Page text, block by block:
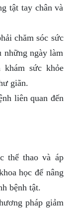
tật tay chân và
chăm sóc sức
những ngày làm
khám sức khỏe
giãn.
liên quan đến
thể thao và áp
học để nâng
bệnh tật.
pháp giảm